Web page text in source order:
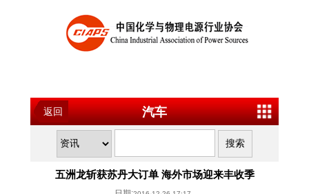
返回 汽车
五洲龙斩获苏丹大订单 海外市场迎来丰收季